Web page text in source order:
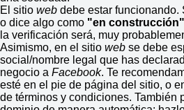
El sitio web debe estar funcionando.
o dice algo como "en construcción"
la verificación será, muy
Asimismo, en el sitio web se debe
social/nombre legal que has
negocio a Facebook. Te
esté en el pie de página del sitio, o
de términos y condiciones. También